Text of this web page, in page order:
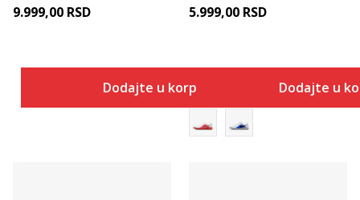
9.999,00 RSD
Dodajte u korpu
5.999,00 RSD
Dodajte u